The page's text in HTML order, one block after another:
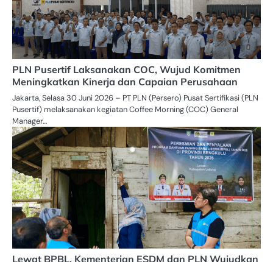
PLN Pusertif Laksanakan COC, Wujud Komitmen
Meningkatkan Kinerja dan Capaian Perusahaan
Jakarta, Selasa 30 Juni 2026 – PT PLN (Persero) Pusat Sertifikasi (PLN
Pusertif) melaksanakan kegiatan Coffee Morning (COC) General
Manager…
Lewat BPBL, Kementerian ESDM dan PLN Wujudkan